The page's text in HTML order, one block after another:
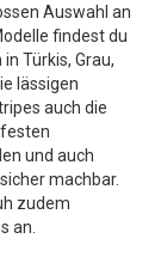
Auswahl an
findest du
Türkis, Grau,
lässigen
auch die
und auch
machbar.
zudem
an.